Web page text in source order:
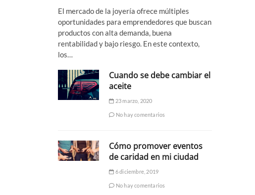
El mercado de la joyería ofrece múltiples
oportunidades para emprendedores que buscan
productos con alta demanda, buena
rentabilidad y bajo riesgo. En este contexto,
los…
Cuando se debe cambiar el
aceite
23 marzo, 2020
No hay comentarios
Cómo promover eventos
de caridad en mi ciudad
6 diciembre, 2019
No hay comentarios